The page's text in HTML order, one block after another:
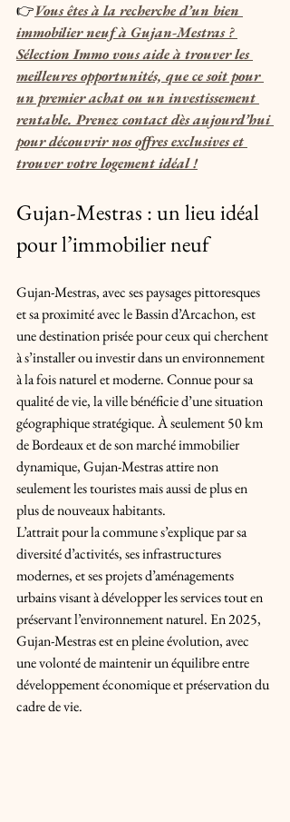
👉Vous êtes à la recherche d’un bien
immobilier neuf à Gujan-Mestras ?
Sélection Immo vous aide à trouver les
meilleures opportunités, que ce soit pour
un premier achat ou un investissement
rentable. Prenez contact dès aujourd’hui
pour découvrir nos offres exclusives et
trouver votre logement idéal !
Gujan-Mestras : un lieu idéal
pour l’immobilier neuf
Gujan-Mestras, avec ses paysages pittoresques
et sa proximité avec le Bassin d’Arcachon, est
une destination prisée pour ceux qui cherchent
à s’installer ou investir dans un environnement
à la fois naturel et moderne. Connue pour sa
qualité de vie, la ville bénéficie d’une situation
géographique stratégique. À seulement 50 km
de Bordeaux et de son marché immobilier
dynamique, Gujan-Mestras attire non
seulement les touristes mais aussi de plus en
plus de nouveaux habitants.
L’attrait pour la commune s’explique par sa
diversité d’activités, ses infrastructures
modernes, et ses projets d’aménagements
urbains visant à développer les services tout en
préservant l’environnement naturel. En 2025,
Gujan-Mestras est en pleine évolution, avec
une volonté de maintenir un équilibre entre
développement économique et préservation du
cadre de vie.